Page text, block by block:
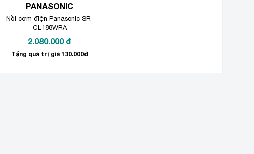
PANASONIC
Nồi cơm điện Panasonic SR-
CL188WRA
2.080.000 đ
Tặng quà trị giá 130.000đ